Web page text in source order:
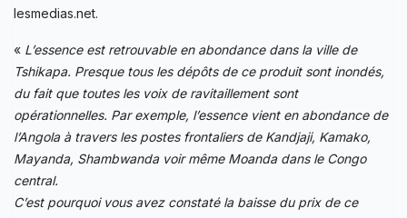
lesmedias.net.
« L’essence est retrouvable en abondance dans la ville de
Tshikapa. Presque tous les dépôts de ce produit sont inondés,
du fait que toutes les voix de ravitaillement sont
opérationnelles. Par exemple, l’essence vient en abondance de
l’Angola à travers les postes frontaliers de Kandjaji, Kamako,
Mayanda, Shambwanda voir même Moanda dans le Congo
central.
C’est pourquoi vous avez constaté la baisse du prix de ce